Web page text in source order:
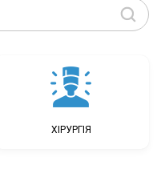
ХІРУРГІЯ